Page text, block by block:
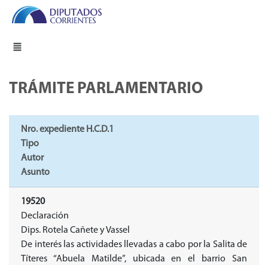
TRÁMITE PARLAMENTARIO
Nro. expediente H.C.D.1
Tipo
Autor
Asunto
19520
Declaración
Dips. Rotela Cañete y Vassel
De interés las actividades llevadas a cabo por la Salita de
Títeres “Abuela Matilde”, ubicada en el barrio San